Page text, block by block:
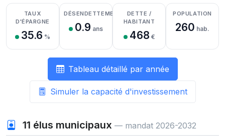
Détail des recettes
Détail des dépenses
Détail de la trésorerie
TAUX
D'ÉPARGNE
35.6 %
DÉSENDETTEMENT
0.9 ans
DETTE /
HABITANT
468 €
POPULATION
260 hab.
Tableau détaillé par année
Simuler la capacité d'investissement
11 élus municipaux — mandat 2026-2032